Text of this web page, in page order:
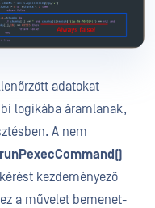
adatokat
logikába áramlanak,
A nem
runPexecCommand()
kezdeményező
a művelet bemenet-